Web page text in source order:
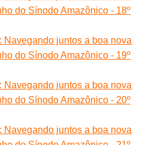
do Sínodo Amazônico - 18º
Navegando juntos a boa nova
do Sínodo Amazônico - 19º
Navegando juntos a boa nova
do Sínodo Amazônico - 20º
Navegando juntos a boa nova